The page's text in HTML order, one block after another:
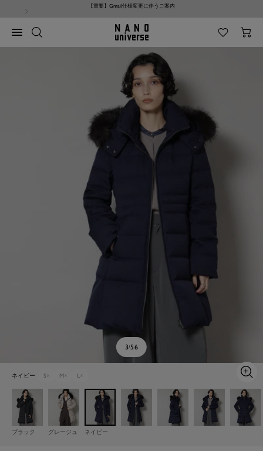
ツ
NANO universe サイト利用規約改定のお知らせ
ナ
NANO
universe
3/56
ネイビー S× M× L×
ズ
ム
イ
ン
ブラック
グレージュ ネイビー